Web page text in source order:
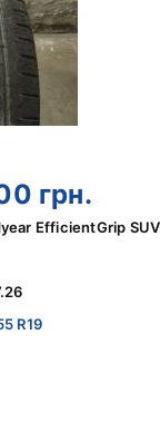
грн.
EfficientGrip SUV
R19